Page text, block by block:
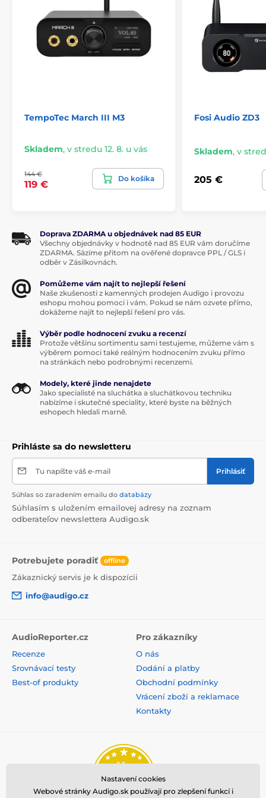
ekvalizér
Pre systém Centaurus sme vyvinuli aj úplne nový 10-
pásmový parametrický ekvalizér. Ten umožňuje
presné definovanie jednotlivých pásiem, nastavenie
Vstupy a výstupy
digitálnych vstupov na jednoduché pripojenie k
počítaču, telefónu, prehrávaču CD a televízoru:
USB-B, optický, koaxiálny, AES, iis HDMI,
Bluetooth
Výstupy: RCA cinch, symetrický XLR
Príjem dát cez Bluetooth
5.1
DAC môže prijímať dáta nielen prostredníctvom kábla,
ale aj bezdrôtovo cez Bluetooth. A aby sa v tomto
režime zabezpečila čo najlepšia kvalita signálu,
prevodník je vybavený čipom QCC5125 s podporou
Produkt je zaradený v kategóriách
Aktuální slevy D/A převodníky
TempoTec March III M3
Skladem, v stredu 12. 8. u vás
144 €
119 €
Do košíka
Fosi Audio ZD3
Skladem, v
205 €
Doprava ZDARMA u objednávek nad 85 EUR
Všechny objednávky v hodnotě nad 85 EUR vám doručíme
ZDARMA. Sázíme přitom na ověřené dopravce PPL / GLS i
odběr v Zásilkovnách.
Pomůžeme vám najít to nejlepší řešení
Naše zkušenosti z kamenných prodejen Audigo i provozu
eshopu mohou pomoci i vám. Pokud se nám ozvete přímo,
dokážeme najít to nejlepší řešení pro vás.
Výběr podle hodnocení zvuku a recenzí
Protože většinu sortimentu sami testujeme, můžeme vám s
výběrem pomoci také reálným hodnocením zvuku přímo
na stránkách nebo podrobnými recenzemi.
Modely, které jinde nenajdete
Jako specialisté na sluchátka a sluchátkovou techniku
nabízíme i skutečné speciality, které byste na běžných
eshopech hledali marně.
Prihláste sa do newsletteru
Tu napíšte váš e-mail Prihlásiť
Súhlas so zaradením emailu do databázy
Súhlasím s uložením emailovej adresy na zoznam
odberateľov newslettera Audigo.sk
Potrebujete poradiť offline
Zákaznický servis je k dispozícii
info@audigo.cz
AudioReporter.cz
Recenze
Srovnávací testy
Best-of produkty
Pro zákazníky
O nás
Dodání a platby
Obchodní podmínky
Vrácení zboží a reklamace
Kontakty
Nastavení cookies
Webové stránky Audigo.sk používají pro zlepšení funkcí i